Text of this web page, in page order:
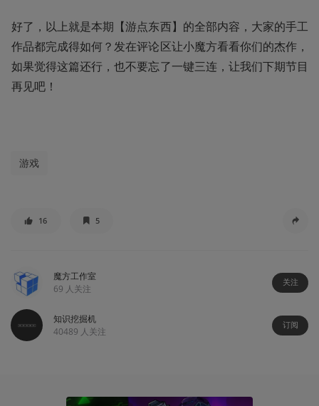
好了，以上就是本期【游点东西】的全部内容，大家的手工
作品都完成得如何？发在评论区让小魔方看看你们的杰作，
如果觉得这篇还行，也不要忘了一键三连，让我们下期节目
再见吧！
游戏
16 5
魔方工作室
69 人关注
关注
知识挖掘机
40489 人关注
订阅